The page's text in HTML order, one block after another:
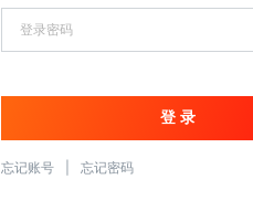
忘记账号 忘记密码